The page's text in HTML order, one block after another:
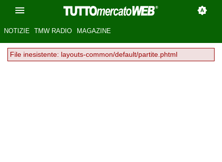
NOTIZIE TMW RADIO MAGAZINE
File inesistente: layouts-common/default/partite.phtml